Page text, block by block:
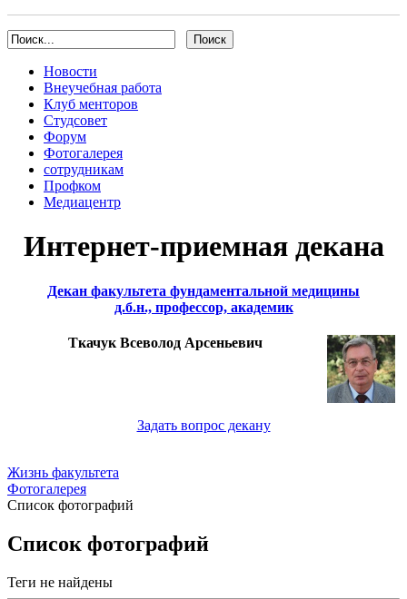
Новости
Внеучебная работа
Клуб менторов
Студсовет
Форум
Фотогалерея
сотрудникам
Профком
Медиацентр
Интернет-приемная декана
Декан факультета фундаментальной медицины
д.б.н., профессор, академик
Ткачук Всеволод Арсеньевич
Задать вопрос декану
Жизнь факультета
Фотогалерея
Список фотографий
Список фотографий
Теги не найдены